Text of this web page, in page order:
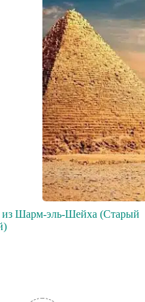
из Шарм-эль-Шейха (Старый